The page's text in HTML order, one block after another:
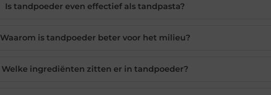
Is tandpoeder even effectief als tandpasta?
Waarom is tandpoeder beter voor het milieu?
Welke ingrediënten zitten er in tandpoeder?